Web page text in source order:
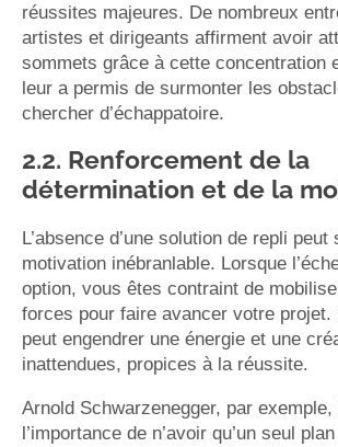
réussites majeures. De nombreux
artistes et dirigeants affirment avoir
sommets grâce à cette concentration
leur a permis de surmonter les
chercher d’échappatoire.
2.2. Renforcement de la
détermination et de la
L’absence d’une solution de repli
motivation inébranlable. Lorsque
option, vous êtes contraint de
forces pour faire avancer votre projet.
peut engendrer une énergie et une
inattendues, propices à la réussite.
Arnold Schwarzenegger, par
l’importance de n’avoir qu’un seul